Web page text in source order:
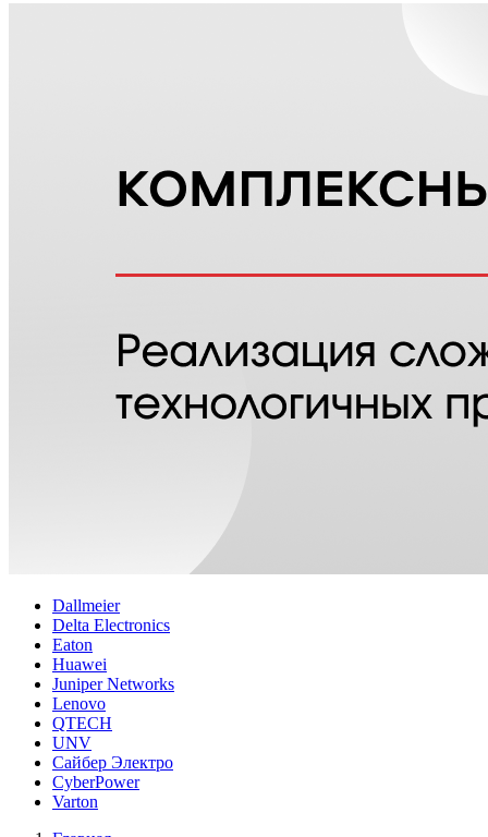
Dallmeier
Delta Electronics
Eaton
Huawei
Juniper Networks
Lenovo
QTECH
UNV
Сайбер Электро
CyberPower
Varton